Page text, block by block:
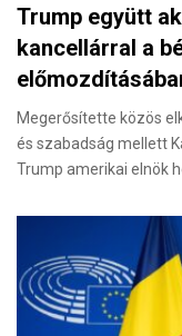
Trump együtt
kancellárral a
Megerősítette közös
és szabadság mellett
Trump amerikai elnök